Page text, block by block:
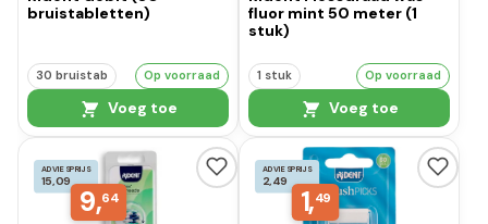
bruistabletten)
30 bruistab Op voorraad
Voeg toe
fluor mint 50 meter (1
stuk)
1 stuk Op voorraad
Voeg toe
ADVIESPRIJS
15,09
9,64
ADVIESPRIJS
2,49
1,49